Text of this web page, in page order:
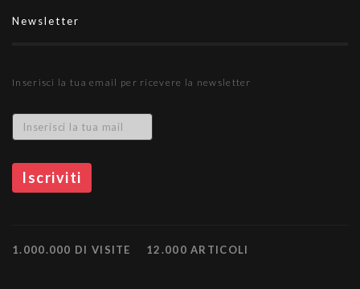
Newsletter
Inserisci la tua email per ricevere la newsletter
1.000.000 DI VISITE 12.000 ARTICOLI